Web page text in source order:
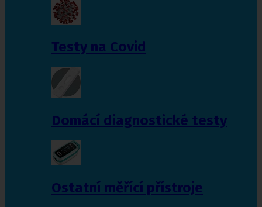
Testy na Covid
Domácí diagnostické testy
Ostatní měřící přístroje